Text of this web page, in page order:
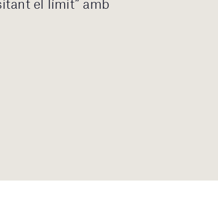
el límit” amb